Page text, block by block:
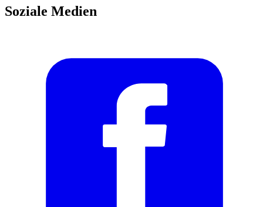
Soziale Medien